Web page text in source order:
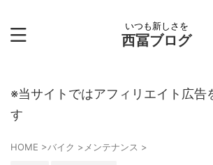
いつも新しさを
西冨ブログ
※当サイトではアフィリエイト広告
す
HOME >バイク > メンテナンス >